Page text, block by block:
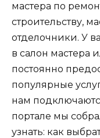
мастера по
строительству,
отделочники. У
в салон мастера
постоянно
популярные
нам
портале мы
узнать: как